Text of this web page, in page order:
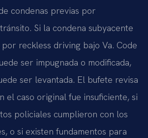
condenas previas por
Si la condena subyacente
reckless driving bajo Va. Code
ser impugnada o modificada,
ser levantada. El bufete revisa
el caso original fue insuficiente, si
policiales cumplieron con los
o si existen fundamentos para